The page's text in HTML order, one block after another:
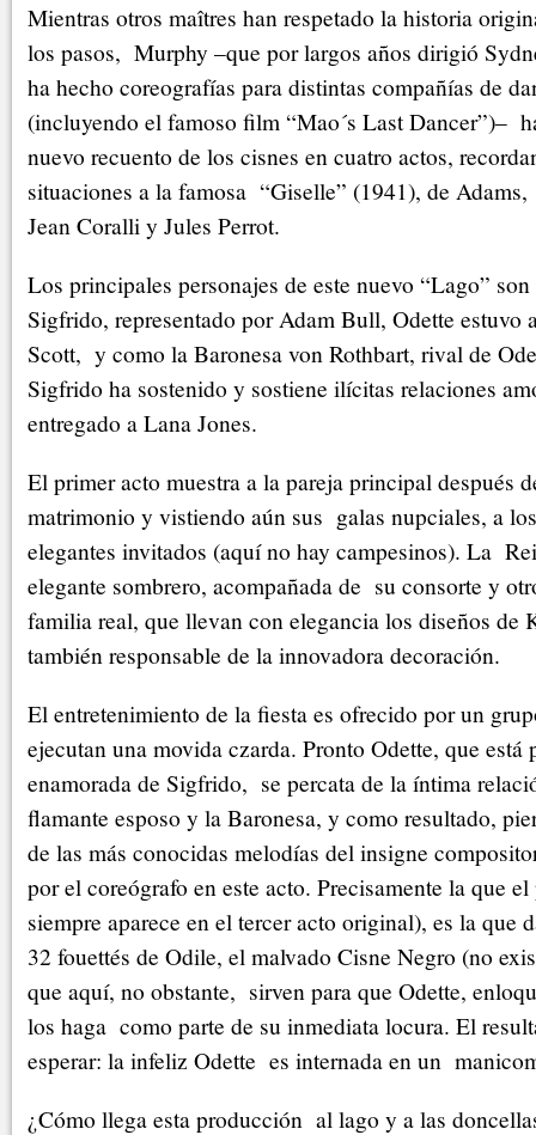
Mientras otros maîtres han respetado la historia
los pasos, Murphy –que por largos años dirigió
ha hecho coreografías para distintas compañías de
(incluyendo el famoso film “Mao´s Last Dancer”)–
nuevo recuento de los cisnes en cuatro actos,
situaciones a la famosa “Giselle” (1941), de
Jean Coralli y Jules Perrot.
Los principales personajes de este nuevo “Lago”
Sigfrido, representado por Adam Bull, Odette estuvo
Scott, y como la Baronesa von Rothbart, rival de
Sigfrido ha sostenido y sostiene ilícitas relaciones
entregado a Lana Jones.
El primer acto muestra a la pareja principal después
matrimonio y vistiendo aún sus galas nupciales, a
elegantes invitados (aquí no hay campesinos). La
elegante sombrero, acompañada de su consorte y
familia real, que llevan con elegancia los diseños de
también responsable de la innovadora decoración.
El entretenimiento de la fiesta es ofrecido por un
ejecutan una movida czarda. Pronto Odette, que está
enamorada de Sigfrido, se percata de la íntima
flamante esposo y la Baronesa, y como resultado,
de las más conocidas melodías del insigne
por el coreógrafo en este acto. Precisamente la que
siempre aparece en el tercer acto original), es la que
32 fouettés de Odile, el malvado Cisne Negro (no
que aquí, no obstante, sirven para que Odette,
los haga como parte de su inmediata locura. El
esperar: la infeliz Odette es internada en un
¿Cómo llega esta producción al lago y a las